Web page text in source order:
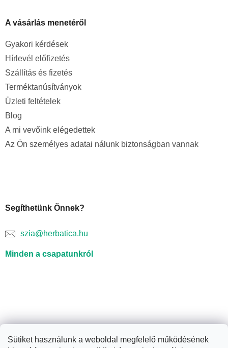
Sütiket használunk a weboldal megfelelő működésének
A vásárlás menetéről
Gyakori kérdések
Hírlevél előfizetés
Szállítás és fizetés
Terméktanúsítványok
Üzleti feltételek
Blog
A mi vevőink elégedettek
Az Ön személyes adatai nálunk biztonságban vannak
Segíthetünk Önnek?
szia@herbatica.hu
Minden a csapatunkról